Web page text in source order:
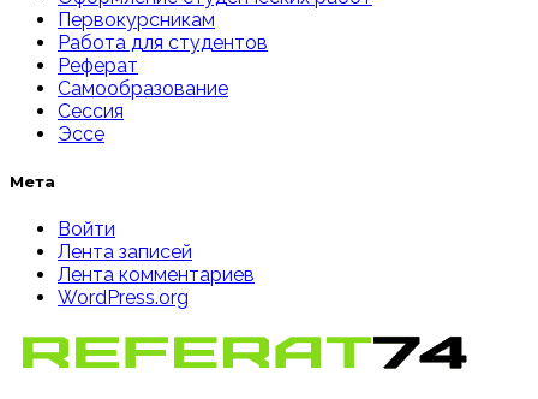
Первокурсникам
Работа для студентов
Реферат
Самообразование
Сессия
Эссе
Мета
Войти
Лента записей
Лента комментариев
WordPress.org